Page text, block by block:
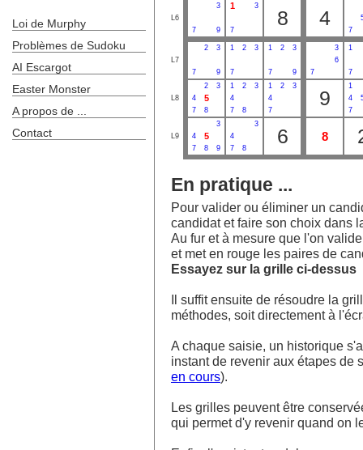
L6
3
7 9
1 3
7
8 4
7
L7
2 3
7 9
1 2 3
7
1 2 3
7 9
3
6
7
1
7
L8
2
3
4
5
7 8
1 2
3
4
7
8
1 2
3
4
7
9
1
4
7
L9
3
4
5
7 8 9
3
4
7
8
6 8
En pratique ...
Pour valider ou éliminer un
candidat et faire son choix dans
Au fur et à mesure que l'on
et met en rouge les paires de
Essayez sur la grille ci-dessus
Il suffit ensuite de résoudre la
méthodes, soit directement à
A chaque saisie, un historique
instant de revenir aux étapes de
en cours).
Les grilles peuvent être
qui permet d'y revenir quand on
Loi de Murphy
Problèmes de Sudoku
AI Escargot
Easter Monster
A propos de ...
Contact